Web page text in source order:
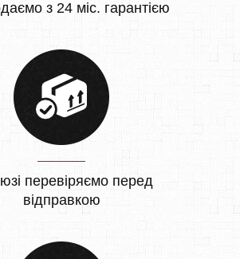
з 24 міс. гарантією
перевіряємо перед
відправкою